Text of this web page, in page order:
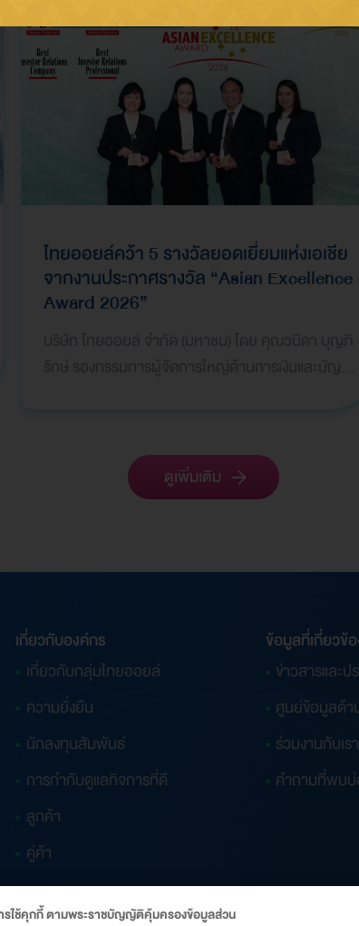
ไทยออยล์คว้า 5 รางวัลยอดเยี่ยมแห่งเอเชีย
จากงานประกาศรางวัล “Asian Excellence
Award 2026”
ดูเพิ่มเติม
เกี่ยวกับองค์กร
เกี่ยวกับกลุ่มไทยออยล์
ความยั่งยืน
นักลงทุนสัมพันธ์
การกำกับดูแลกิจการที่ดี
ลูกค้า
คู่ค้า
ข้อมูลที่เกี่ยวข้
ข่าวสารและป
ศูนย์ข้อมูลด้า
ร่วมงานกับเรา
คำถามที่พบ
รใช้คุกกี้ ตามพระราชบัญญัติคุ้มครองข้อมูลส่วน